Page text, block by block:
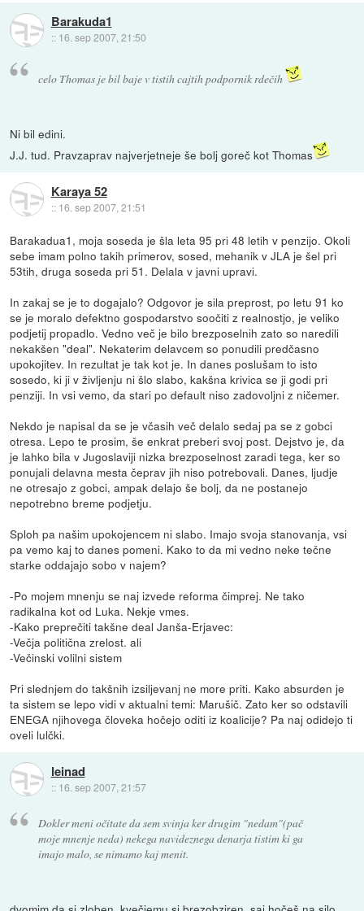
Barakuda1
:: 16. sep 2007, 21:50
celo Thomas je bil baje v tistih cajtih podpornik rdečih
Ni bil edini.
J.J. tud. Pravzaprav najverjetneje še bolj goreč kot Thomas
Karaya 52
:: 16. sep 2007, 21:51
Barakadua1, moja soseda je šla leta 95 pri 48 letih v penzijo. Okoli
sebe imam polno takih primerov, sosed, mehanik v JLA je šel pri
53tih, druga soseda pri 51. Delala v javni upravi.
In zakaj se je to dogajalo? Odgovor je sila preprost, po letu 91 ko
se je moralo defektno gospodarstvo soočiti z realnostjo, je veliko
podjetij propadlo. Vedno več je bilo brezposelnih zato so naredili
nekakšen "deal". Nekaterim delavcem so ponudili predčasno
upokojitev. In rezultat je tak kot je. In danes poslušam to isto
sosedo, ki ji v življenju ni šlo slabo, kakšna krivica se ji godi pri
penziji. In vsi vemo, da stari po default niso zadovoljni z ničemer.
Nekdo je napisal da se je včasih več delalo sedaj pa se z gobci
otresa. Lepo te prosim, še enkrat preberi svoj post. Dejstvo je, da
je lahko bila v Jugoslaviji nizka brezposelnost zaradi tega, ker so
ponujali delavna mesta čeprav jih niso potrebovali. Danes, ljudje
ne otresajo z gobci, ampak delajo še bolj, da ne postanejo
nepotrebno breme podjetju.
Sploh pa našim upokojencem ni slabo. Imajo svoja stanovanja, vsi
pa vemo kaj to danes pomeni. Kako to da mi vedno neke tečne
starke oddajajo sobo v najem?
-Po mojem mnenju se naj izvede reforma čimprej. Ne tako
radikalna kot od Luka. Nekje vmes.
-Kako preprečiti takšne deal Janša-Erjavec:
-Večja politična zrelost. ali
-Večinski volilni sistem
Pri slednjem do takšnih izsiljevanj ne more priti. Kako absurden je
ta sistem se lepo vidi v aktualni temi: Marušič. Zato ker so odstavili
ENEGA njihovega človeka hočejo oditi iz koalicije? Pa naj odidejo ti
oveli lulčki.
leinad
:: 16. sep 2007, 21:57
Dokler meni očitate da sem svinja ker drugim "nedam"(pač
moje mnenje neda) nekega navideznega denarja tistim ki ga
imajo malo, se nimamo kaj menit.